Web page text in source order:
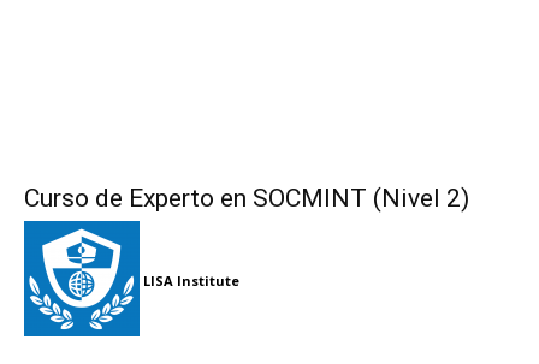
Curso de Experto en SOCMINT (Nivel 2)
LISA Institute